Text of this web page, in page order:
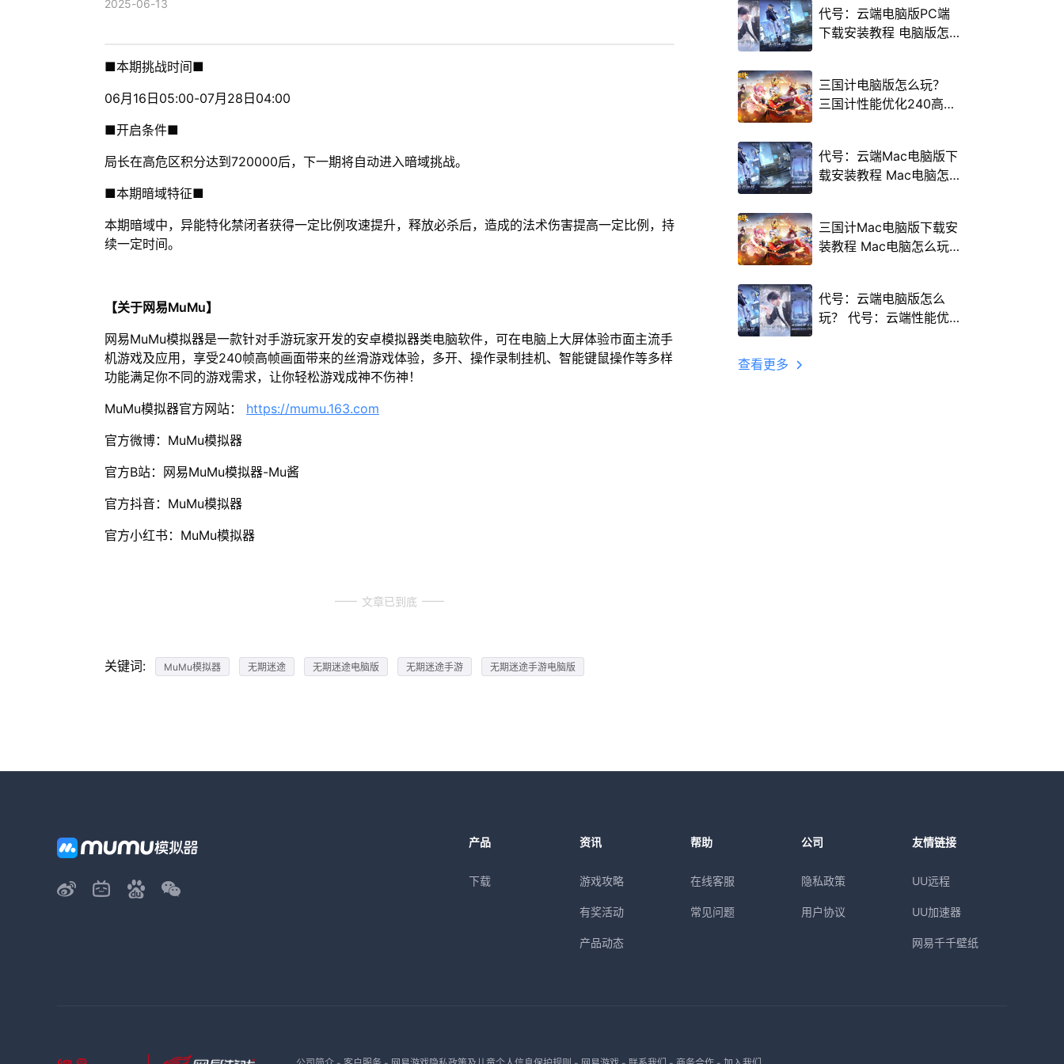
2025-06-13
■本期挑战时间■
06月16日05:00-07月28日04:00
■开启条件■
局长在高危区积分达到720000后，下一期将自动进入暗域挑战。
■本期暗域特征■
本期暗域中，异能特化禁闭者获得一定比例攻速提升，释放必杀后，造成的法术伤害提高一定比例，持
续一定时间。
【关于网易MuMu】
网易MuMu模拟器是一款针对手游玩家开发的安卓模拟器类电脑软件，可在电脑上大屏体验市面主流手
机游戏及应用，享受240帧高帧画面带来的丝滑游戏体验，多开、操作录制挂机、智能键鼠操作等多样
功能满足你不同的游戏需求，让你轻松游戏成神不伤神！
MuMu模拟器官方网站： https://mumu.163.com
官方微博：MuMu模拟器
官方B站：网易MuMu模拟器-Mu酱
官方抖音：MuMu模拟器
官方小红书：MuMu模拟器
文章已到底
关键词: MuMu模拟器 无期迷途 无期迷途电脑版 无期迷途手游 无期迷途手游电脑版
代号：云端电脑版PC端
下载安装教程 电脑版怎
三国计电脑版怎么玩？
三国计性能优化240高帧
代号：云端Mac电脑版下
载安装教程 Mac电脑怎
三国计Mac电脑版下载安
装教程 Mac电脑怎么玩
代号：云端电脑版怎么
玩？ 代号：云端性能优
查看更多
产品
下载
资讯
游戏攻略
有奖活动
产品动态
帮助
在线客服
常见问题
公司
隐私政策
用户协议
友情链接
UU远程
UU加速器
网易千千壁纸